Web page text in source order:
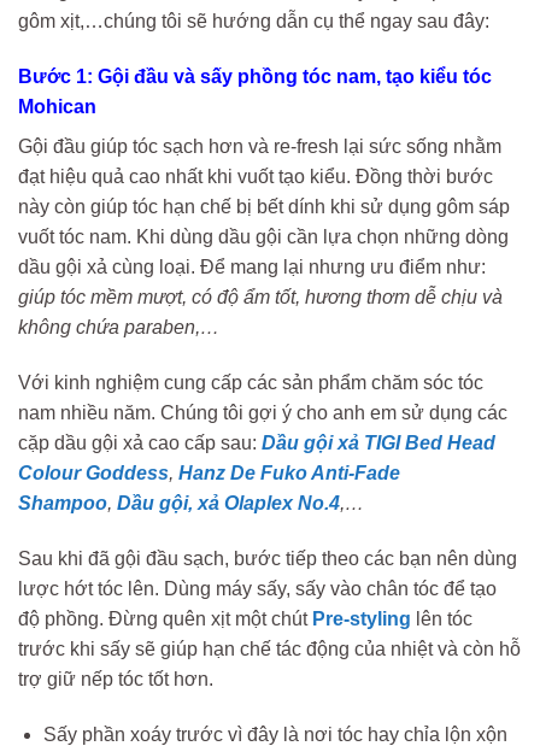
gôm xịt,…chúng tôi sẽ hướng dẫn cụ thể ngay sau đây:
Bước 1: Gội đầu và sấy phồng tóc nam, tạo kiểu tóc
Mohican
Gội đầu giúp tóc sạch hơn và re-fresh lại sức sống nhằm
đạt hiệu quả cao nhất khi vuốt tạo kiểu. Đồng thời bước
này còn giúp tóc hạn chế bị bết dính khi sử dụng gôm sáp
vuốt tóc nam. Khi dùng dầu gội cần lựa chọn những dòng
dầu gội xả cùng loại. Để mang lại nhưng ưu điểm như:
giúp tóc mềm mượt, có độ ẩm tốt, hương thơm dễ chịu và
không chứa paraben,…
Với kinh nghiệm cung cấp các sản phẩm chăm sóc tóc
nam nhiều năm. Chúng tôi gợi ý cho anh em sử dụng các
cặp dầu gội xả cao cấp sau: Dầu gội xả TIGI Bed Head
Colour Goddess, Hanz De Fuko Anti-Fade
Shampoo, Dầu gội, xả Olaplex No.4,…
Sau khi đã gội đầu sạch, bước tiếp theo các bạn nên dùng
lược hớt tóc lên. Dùng máy sấy, sấy vào chân tóc để tạo
độ phồng. Đừng quên xịt một chút Pre-styling lên tóc
trước khi sấy sẽ giúp hạn chế tác động của nhiệt và còn hỗ
trợ giữ nếp tóc tốt hơn.
Sấy phần xoáy trước vì đây là nơi tóc hay chỉa lộn xộn